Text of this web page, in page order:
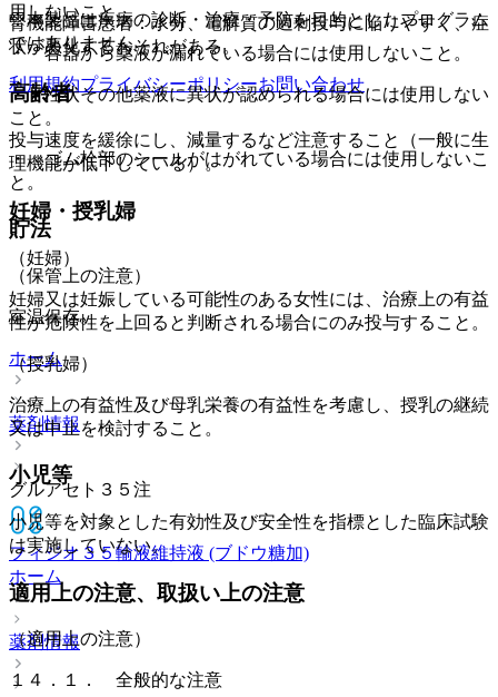
用しないこと。
・ 容器から薬液が漏れている場合には使用しないこと。
・ 性状その他薬液に異状が認められる場合には使用しない
こと。
・ ゴム栓部のシールがはがれている場合には使用しないこ
と。
貯法
（保管上の注意）
室温保存。
ホーム
薬剤情報
グルアセト３５注
フィジオ３５輸液維持液 (ブドウ糖加)
ホーム
薬剤情報
腎機能障害患者：水分、電解質の過剰投与に陥りやすく、症
状が悪化するおそれがある。
高齢者
投与速度を緩徐にし、減量するなど注意すること（一般に生
理機能が低下している）。
妊婦・授乳婦
（妊婦）
妊婦又は妊娠している可能性のある女性には、治療上の有益
性が危険性を上回ると判断される場合にのみ投与すること。
（授乳婦）
治療上の有益性及び母乳栄養の有益性を考慮し、授乳の継続
又は中止を検討すること。
小児等
小児等を対象とした有効性及び安全性を指標とした臨床試験
は実施していない。
適用上の注意、取扱い上の注意
（適用上の注意）
１４．１． 全般的な注意
※本製品は疾病の診断・治療・予防を目的としたプログラム
ではありません。
利用規約プライバシーポリシーお問い合わせ